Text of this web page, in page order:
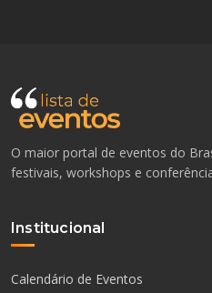
O maior portal de eventos do
festivais, workshops e
Institucional
Calendário de Eventos